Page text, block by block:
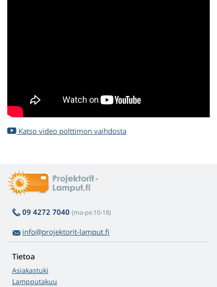
Katso video polttimon vaihdosta
09 4272 7040 (ma-pe:10-18)
info@projektorit-lamput.fi
Tietoa
Asiakastuki
Lampputakuu